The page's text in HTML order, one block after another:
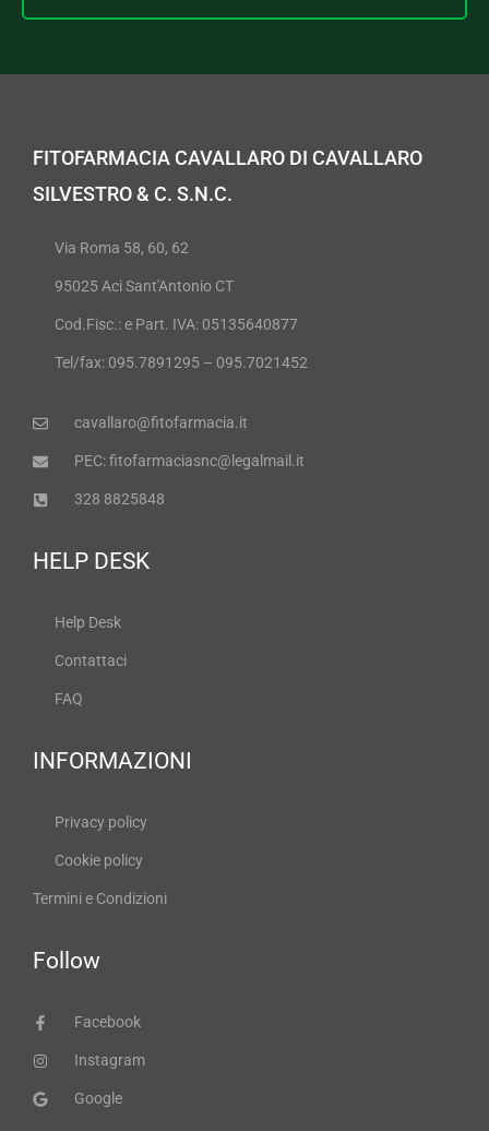
FITOFARMACIA CAVALLARO DI CAVALLARO
SILVESTRO & C. S.N.C.
Via Roma 58, 60, 62
95025 Aci Sant'Antonio CT
Cod.Fisc.: e Part. IVA: 05135640877
Tel/fax: 095.7891295 – 095.7021452
cavallaro@fitofarmacia.it
PEC: fitofarmaciasnc@legalmail.it
328 8825848
HELP DESK
Help Desk
Contattaci
FAQ
INFORMAZIONI
Privacy policy
Cookie policy
Termini e Condizioni
Follow
Facebook
Instagram
Google